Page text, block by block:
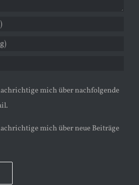
mich über nachfolgende
mich über neue Beiträge